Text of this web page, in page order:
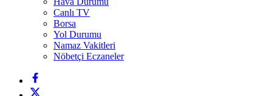
Canlı TV
Borsa
Yol Durumu
Namaz Vakitleri
Nöbetçi Eczaneler